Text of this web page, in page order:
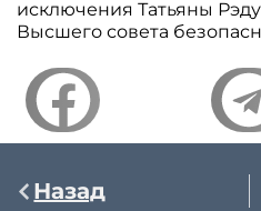
исключения Татьяны
Высшего совета
Назад